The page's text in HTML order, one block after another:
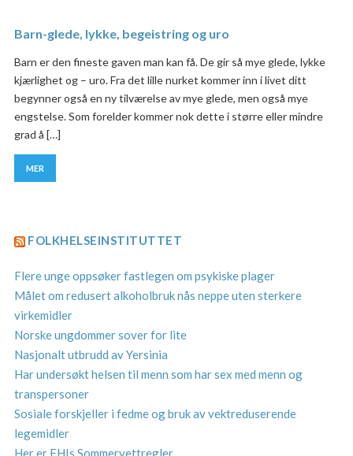
Barn-glede, lykke, begeistring og uro
Barn er den fineste gaven man kan få. De gir så mye glede, lykke
kjærlighet og – uro. Fra det lille nurket kommer inn i livet ditt
begynner også en ny tilværelse av mye glede, men også mye
engstelse. Som forelder kommer nok dette i større eller mindre
grad å […]
MER
FOLKHELSEINSTITUTTET
Flere unge oppsøker fastlegen om psykiske plager
Målet om redusert alkoholbruk nås neppe uten sterkere
virkemidler
Norske ungdommer sover for lite
Nasjonalt utbrudd av Yersinia
Har undersøkt helsen til menn som har sex med menn og
transpersoner
Sosiale forskjeller i fedme og bruk av vektreduserende
legemidler
Her er FHIs Sommervettregler